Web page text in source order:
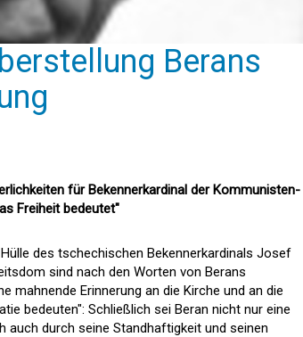
Berans
für Bekennerkardinal der Kommunisten-
Freiheit bedeutet"
des tschechischen Bekennerkardinals Josef
sind nach den Worten von Berans
mahnende Erinnerung an die Kirche und an die
bedeuten": Schließlich sei Beran nicht nur eine
auch durch seine Standhaftigkeit und seinen